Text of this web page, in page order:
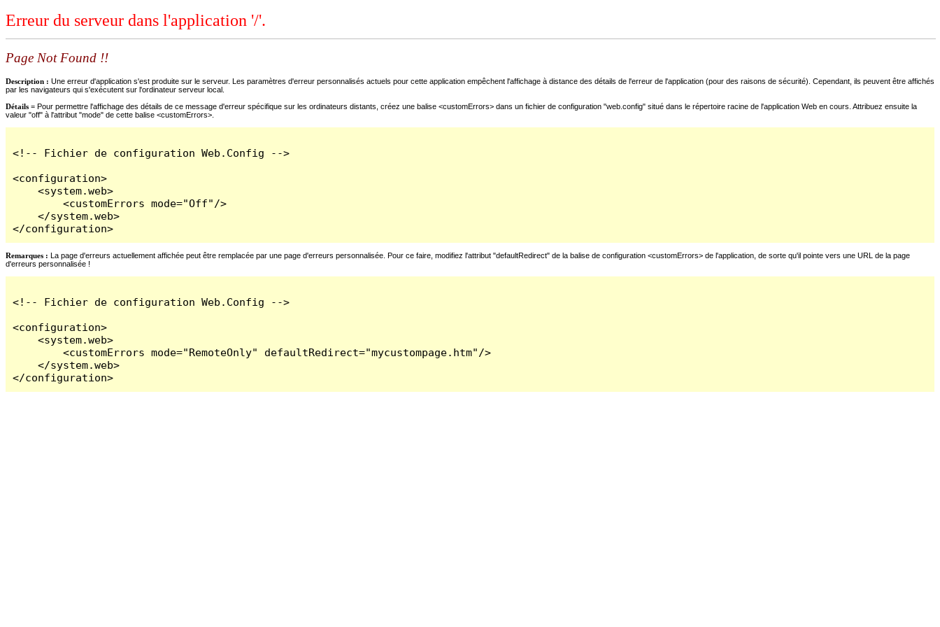
Erreur du serveur dans l'application '/'.
Page Not Found !!
Description : Une erreur d'application s'est produite sur le serveur. Les paramètres d'erreur personnalisés actuels pour cette application empêchent l'affichage à distance des détails de l'erreur de l'application (pour des raisons de sécurité). Cependant, ils peuvent être affichés
par les navigateurs qui s'exécutent sur l'ordinateur serveur local.
Détails = Pour permettre l'affichage des détails de ce message d'erreur spécifique sur les ordinateurs distants, créez une balise <customErrors> dans un fichier de configuration "web.config" situé dans le répertoire racine de l'application Web en cours. Attribuez ensuite la
valeur "off" à l'attribut "mode" de cette balise <customErrors>.
<!-- Fichier de configuration Web.Config -->
<configuration>
    <system.web>
        <customErrors mode="Off"/>
    </system.web>
</configuration>
Remarques : La page d'erreurs actuellement affichée peut être remplacée par une page d'erreurs personnalisée. Pour ce faire, modifiez l'attribut "defaultRedirect" de la balise de configuration <customErrors> de l'application, de sorte qu'il pointe vers une URL de la page
d'erreurs personnalisée !
<!-- Fichier de configuration Web.Config -->
<configuration>
    <system.web>
        <customErrors mode="RemoteOnly" defaultRedirect="mycustompage.htm"/>
    </system.web>
</configuration>